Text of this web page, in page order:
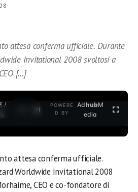
attesa conferma ufficiale. Durante
Invitational 2008 svoltosi a
[…]
/
POWERE
D BY
AdhubM
edia
attesa conferma ufficiale.
Worldwide Invitational 2008
CEO e co-fondatore di